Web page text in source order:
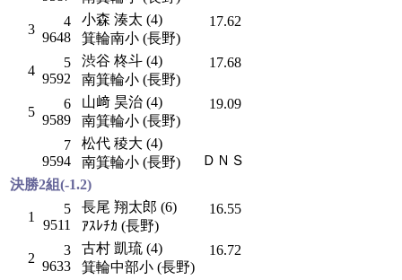
3
4
9648
小森 湊太 (4)
箕輪南小 (長野)
17.62
4
5
9592
渋谷 柊斗 (4)
南箕輪小 (長野)
17.68
5
6
9589
山﨑 昊治 (4)
南箕輪小 (長野)
19.09
7
9594
松代 稜大 (4)
南箕輪小 (長野)
ＤＮＳ
決勝2組(-1.2)
1
5
9511
長尾 翔太郎 (6)
ｱｽﾚﾁｶ (長野)
16.55
2
3
9633
古村 凱琉 (4)
箕輪中部小 (長野)
16.72